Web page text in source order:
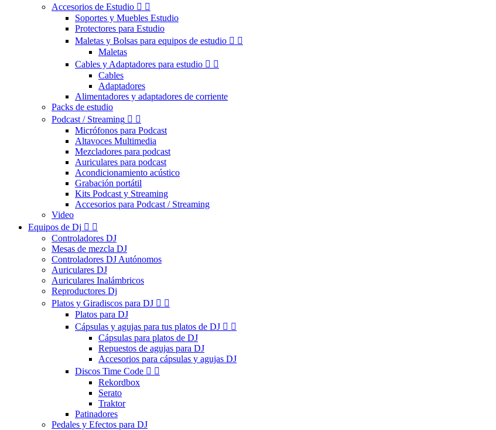
Accesorios de Estudio  
Soportes y Muebles Estudio
Protectores para Estudio
Maletas y Bolsas para equipos de estudio  
Maletas
Cables y Adaptadores para estudio  
Cables
Adaptadores
Alimentadores y adaptadores de corriente
Packs de estudio
Podcast / Streaming  
Micrófonos para Podcast
Altavoces Multimedia
Mezcladores para podcast
Auriculares para podcast
Acondicionamiento acústico
Grabación portátil
Kits Podcast y Streaming
Accesorios para Podcast / Streaming
Video
Equipos de Dj  
Controladores DJ
Mesas de mezcla DJ
Controladores DJ Autónomos
Auriculares DJ
Auriculares Inalámbricos
Reproductores Dj
Platos y Giradiscos para DJ  
Platos para DJ
Cápsulas y agujas para tus platos de DJ  
Cápsulas para platos de DJ
Repuestos de agujas para DJ
Accesorios para cápsulas y agujas DJ
Discos Time Code  
Rekordbox
Serato
Traktor
Patinadores
Pedales y Efectos para DJ